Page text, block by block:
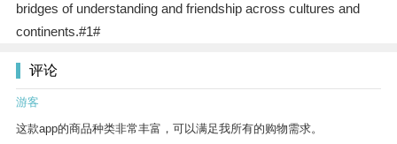
bridges of understanding and friendship across cultures and
continents.#1#
评论
游客
这款app的商品种类非常丰富，可以满足我所有的购物需求。